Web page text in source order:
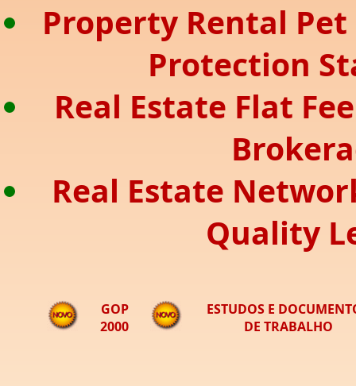
Property Rental
Protection
Real Estate Flat
Real Estate
Quality
GOP
2000
ESTUDOS E
DE TRABALHO